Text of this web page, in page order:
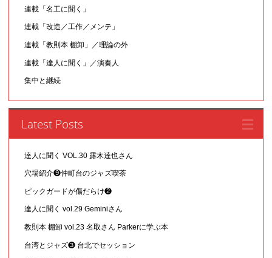
連載「名工に聞く」
連載「改造／工作／メンテ」
連載「教則本 棚卸」／理論の外
連載「達人に聞く」／演奏人
集中と継続
Latest Posts
達人に聞く VOL.30 露木達也さん
穴場紹介❾仲町台のジャズ喫茶
ピックガードが傷だらけ❷
達人に聞く vol.29 Geminiさん
教則本 棚卸 vol.23 名取さん Parkerに学ぶ本
台湾とジャズ❸ 台北でセッション